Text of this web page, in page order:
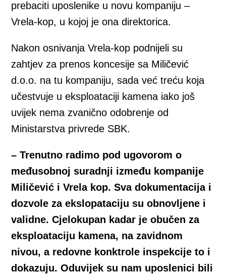
prebaciti uposlenike u novu kompaniju –
Vrela-kop, u kojoj je ona direktorica.
Nakon osnivanja Vrela-kop podnijeli su
zahtjev za prenos koncesije sa Miličević
d.o.o. na tu kompaniju, sada već treću koja
učestvuje u eksploataciji kamena iako još
uvijek nema zvanično odobrenje od
Ministarstva privrede SBK.
– Trenutno radimo pod ugovorom o
međusobnoj suradnji između kompanije
Miličević i Vrela kop. Sva dokumentacija i
dozvole za ekslopataciju su obnovljene i
validne. Cjelokupan kadar je obučen za
eksploataciju kamena, na zavidnom
nivou, a redovne konktrole inspekcije to i
dokazuju. Oduvijek su nam uposlenici bili